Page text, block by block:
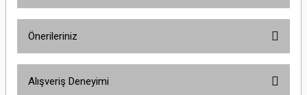
Önerileriniz
yetersiz gördüğünüz noktaları öneri formunu kullanarak tarafımıza
Alışveriş Deneyimi